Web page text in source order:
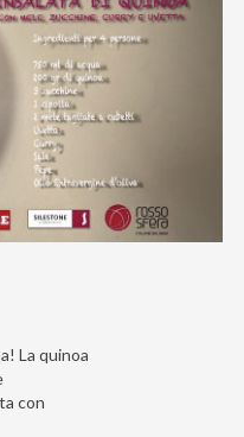
La quinoa
con